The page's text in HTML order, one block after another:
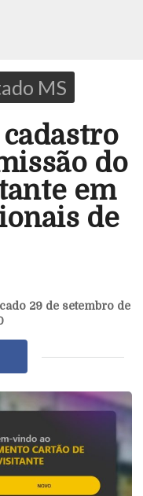
MS
do
em
de
29 de setembro de